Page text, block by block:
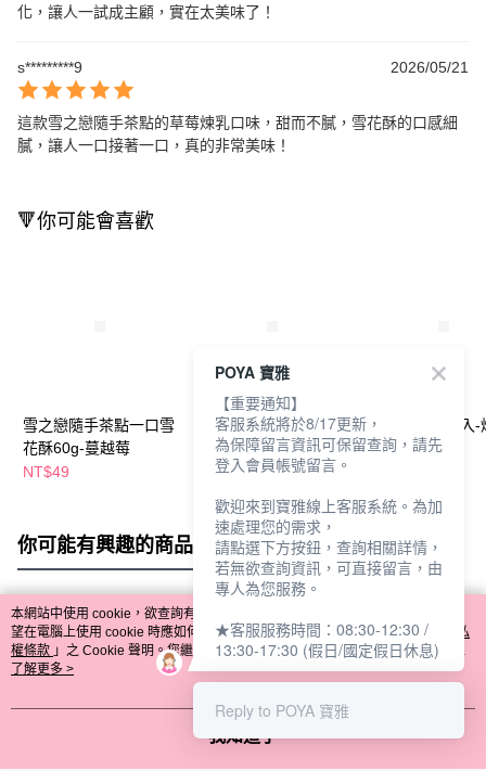
化，讓人一試成主顧，實在太美味了！
s*********9 2026/05/21
這款雪之戀隨手茶點的草莓煉乳口味，甜而不膩，雪花酥的口感細
膩，讓人一口接著一口，真的非常美味！
🔻你可能會喜歡
雪之戀隨手茶點一口雪
花酥60g-蔓越莓
NT$49
雪之戀銅鑼燒165g-珍
珠奶茶
NT$85
雪之戀米餅14入-
你可能有興趣的商品 全站排行
熱門標籤
本網站中使用 cookie，欲查詢有關本網站使用 cookie 方式之詳情，及若您不希
望在電腦上使用 cookie 時應如何變更電腦的 cookie 設定，請參閱本網站「
隱私
權條款 」之 Cookie 聲明。您繼續使用本網站即表示您同意本公司得按本網站使
用條款之 Cookie 聲明使用 cookie。
了解更多 >
我知道了
POYA 寶雅
【重要通知】
客服系統將於8/17更新，
為保障留言資訊可保留查詢，請先
登入會員帳號留言。
歡迎來到寶雅線上客服系統。為加
速處理您的需求，
請點選下方按鈕，查詢相關詳情，
若無欲查詢資訊，可直接留言，由
專人為您服務。
★客服服務時間：08:30-12:30 /
13:30-17:30 (假日/國定假日休息)
Reply to POYA 寶雅